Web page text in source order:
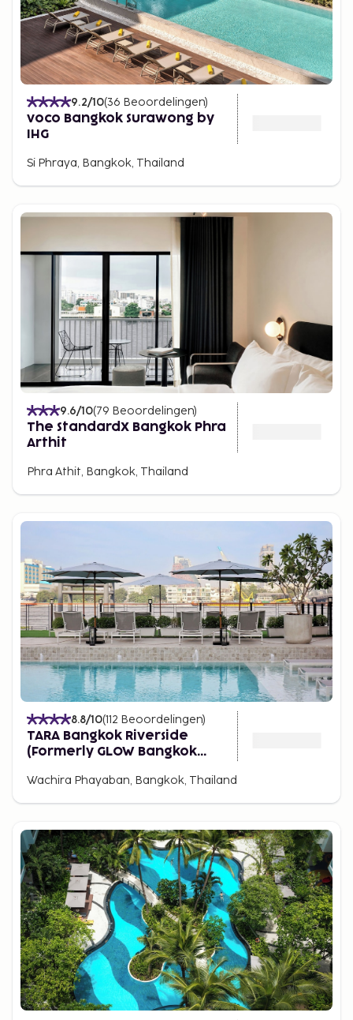
9.2/10(36 Beoordelingen)
voco Bangkok Surawong by
IHG
Si Phraya, Bangkok, Thailand
9.6/10(79 Beoordelingen)
The StandardX Bangkok Phra
Arthit
Phra Athit, Bangkok, Thailand
8.8/10(112 Beoordelingen)
TARA Bangkok Riverside
(Formerly GLOW Bangkok
Wachira Phayaban, Bangkok, Thailand